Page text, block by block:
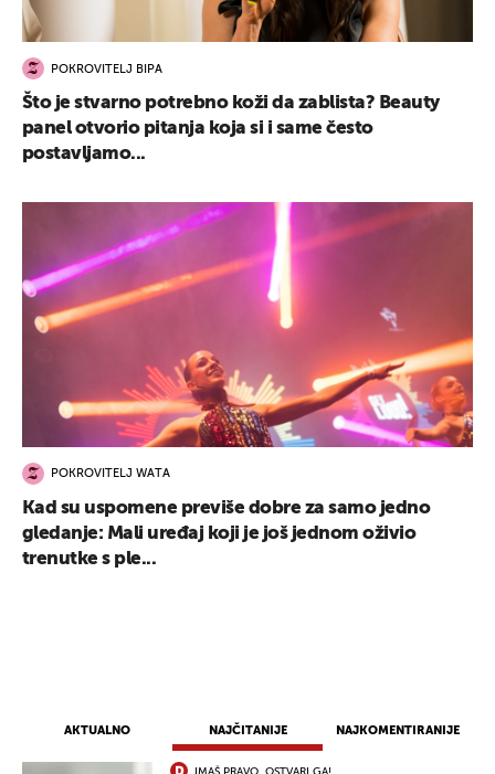
AKTUALNO NAJČITANIJE NAJKOMENTIRANIJE
IMAŠ PRAVO, OSTVARI GA!
POKROVITELJ BIPA
Što je stvarno potrebno koži da zablista? Beauty
panel otvorio pitanja koja si i same često
postavljamo...
POKROVITELJ WATA
Kad su uspomene previše dobre za samo jedno
gledanje: Mali uređaj koji je još jednom oživio
trenutke s ple...